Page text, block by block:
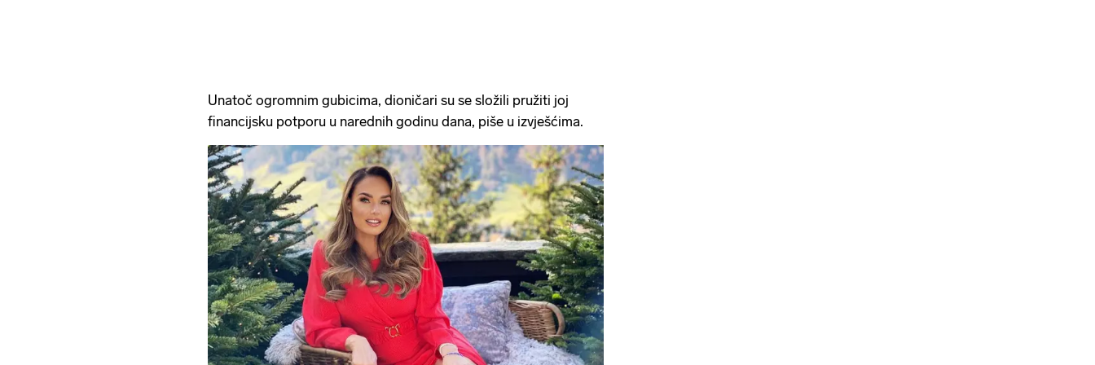
Unatoč ogromnim gubicima, dioničari su se složili pružiti joj
financijsku potporu u narednih godinu dana, piše u izvješćima.